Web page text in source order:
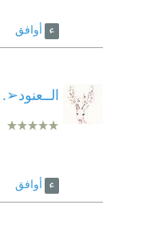
أوافق
الــعنود➢.
أوافق